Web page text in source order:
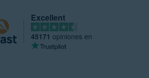
Excellent
45171 opiniones en